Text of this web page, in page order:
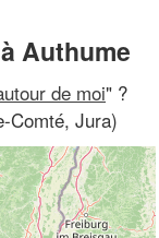
Authume
de moi" ?
Comté, Jura)